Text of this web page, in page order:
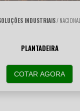
INDUSTRIAIS/ NACIONAL
PLANTADEIRA
COTAR AGORA